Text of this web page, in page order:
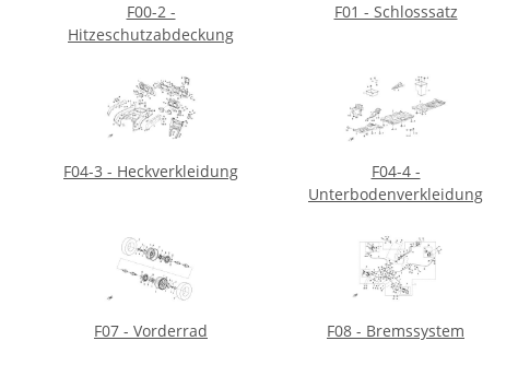
F00-2 -
Hitzeschutzabdeckung
F01 - Schlosssatz
F04-3 - Heckverkleidung
F04-4 -
Unterbodenverkleidung
F07 - Vorderrad F08 - Bremssystem